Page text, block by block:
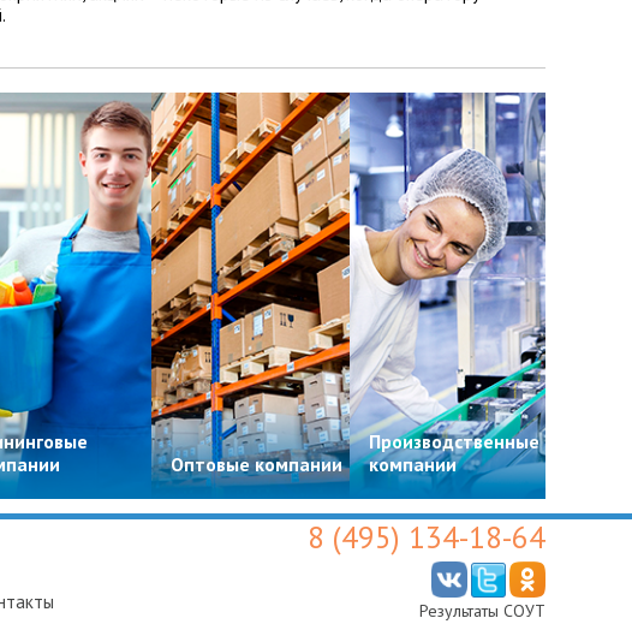
Оптовые компании
Производственные
компании
8 (495) 134-18-64
Результаты СОУТ